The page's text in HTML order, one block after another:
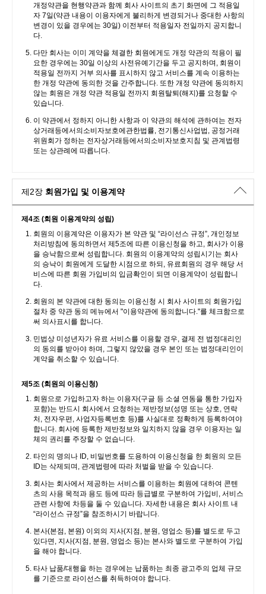
개정약관을 현행약관과 함께 회사 사이트의 초기 화면에 그 적용일
자 7일(약관 내용이 이용자에게 불리하게 변경되거나 중대한 사항의
변경이 있을 경우에는 30일) 이전부터 적용일자 전일까지 공지합니
다.
다만 회사는 이미 계약을 체결한 회원에게도 개정 약관의 적용이 필
요한 경우에는 30일 이상의 사전유예기간을 두고 공지하며, 회원이
적용일 전까지 거부 의사를 표시하지 않고 서비스를 계속 이용하는
한 개정 약관에 동의한 것을 간주합니다. 또한 개정 약관에 동의하지
않는 회원은 개정 약관 적용일 전까지 회원탈퇴(해지)를 요청할 수
있습니다.
이 약관에서 정하지 아니한 사항과 이 약관의 해석에 관하여는 전자
상거래등에서의소비자보호에관한법률, 전기통신사업법, 공정거래
위원회가 정하는 전자상거래등에서의소비자보호지침 및 관계법령
또는 상관례에 따릅니다.
제2장 회원가입 및 이용계약
제4조 (회원 이용계약의 성립)
회원의 이용계약은 이용자가 본 약관 및 “라이선스 규정”, 개인정보
처리방침에 동의하면서 제5조에 따른 이용신청을 하고, 회사가 이용
을 승낙함으로써 성립합니다. 회원의 이용계약의 성립시기는 회사
의 승낙이 회원에게 도달한 시점으로 하되, 유료회원의 경우 해당 서
비스에 따른 회원 가입비의 입금확인이 되면 이용계약이 성립합니
다.
회원의 본 약관에 대한 동의는 이용신청 시 회사 사이트의 회원가입
절차 중 약관 동의 메뉴에서 "이용약관에 동의합니다."를 체크함으로
써 의사표시를 합니다.
민법상 미성년자가 유료 서비스를 이용할 경우, 결제 전 법정대리인
의 동의를 받아야 하며, 그렇지 않았을 경우 본인 또는 법정대리인이
계약을 취소할 수 있습니다.
제5조 (회원의 이용신청)
회원으로 가입하고자 하는 이용자(구글 등 소셜 연동을 통한 가입자
포함)는 반드시 회사에서 요청하는 제반정보(성명 또는 상호, 연락
처, 전자우편, 사업자등록번호 등)를 사실대로 정확하게 등록하여야
합니다. 회사에 등록한 제반정보와 일치하지 않을 경우 이용자는 일
체의 권리를 주장할 수 없습니다.
타인의 명의나 ID, 비밀번호를 도용하여 이용신청을 한 회원의 모든
ID는 삭제되며, 관계법령에 따라 처벌을 받을 수 있습니다.
회사는 회사에서 제공하는 서비스를 이용하는 회원에 대하여 콘텐
츠의 사용 목적과 용도 등에 따라 등급별로 구분하여 가입비, 서비스
관련 사항에 차등을 둘 수 있습니다. 자세한 내용은 회사 사이트 내
“라이선스 규정”을 참조하시기 바랍니다.
본사(본점, 본원) 이외의 지사(지점, 분원, 영업소 등)를 별도로 두고
있다면, 지사(지점, 분원, 영업소 등)는 본사와 별도로 구분하여 가입
을 해야 합니다.
타사 납품/대행을 하는 경우에는 납품하는 최종 광고주의 업체 규모
를 기준으로 라이선스를 취득하여야 합니다.